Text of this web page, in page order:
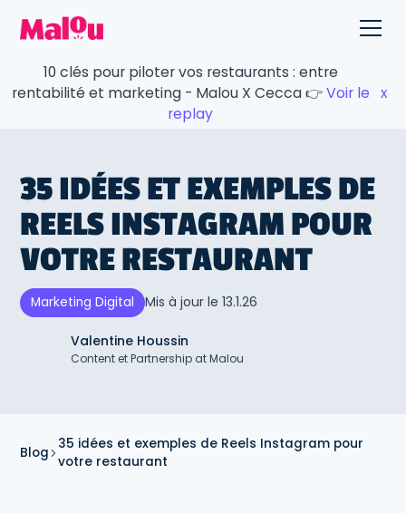
10 clés pour piloter vos restaurants : entre
rentabilité et marketing - Malou X Cecca 👉Voir le
replay
x
35 IDÉES ET EXEMPLES DE
REELS INSTAGRAM POUR
VOTRE RESTAURANT
Marketing Digital Mis à jour le 13.1.26
Valentine Houssin
Content et Partnership at Malou
Blog
35 idées et exemples de Reels Instagram pour
votre restaurant